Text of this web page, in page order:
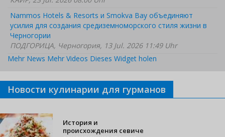
Nammos Hotels & Resorts и Smokva Bay объединяют
усилия для создания средиземноморского стиля жизни в
Черногории
ПОДГОРИЦА, Черногория, 13 Jul. 2026 11:49 Uhr
Mehr News Mehr Videos Dieses Widget holen
Новости кулинарии для гурманов
История и
происхождения севиче